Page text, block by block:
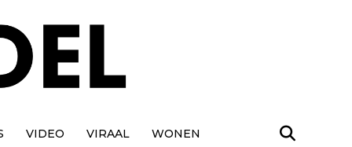
VIDEO VIRAAL WONEN